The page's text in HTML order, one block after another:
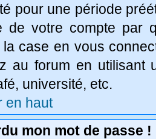
pour une période
de votre compte par
case en vous
au forum en utilisant
université, etc.
en haut
mon mot de passe !